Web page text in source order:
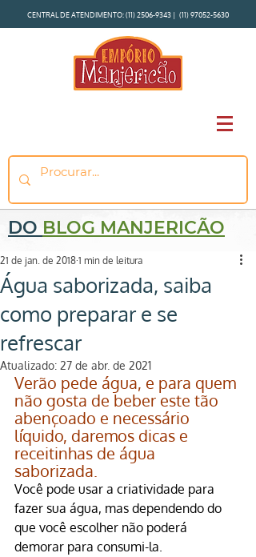
CENTRAL DE ATENDIMENTO:(11) 2506-9343 | (11) 97052-5630
DO BLOG MANJERICÃO
Água saborizada, saiba
como preparar e se
refrescar
21 de jan. de 2018 1 min de leitura
Atualizado: 27 de abr. de 2021
Verão pede água, e para quem
não gosta de beber este tão
abençoado e necessário
líquido, daremos dicas e
receitinhas de água
saborizada.
Você pode usar a criatividade para
fazer sua água, mas dependendo do
que você escolher não poderá
demorar para consumi-la.